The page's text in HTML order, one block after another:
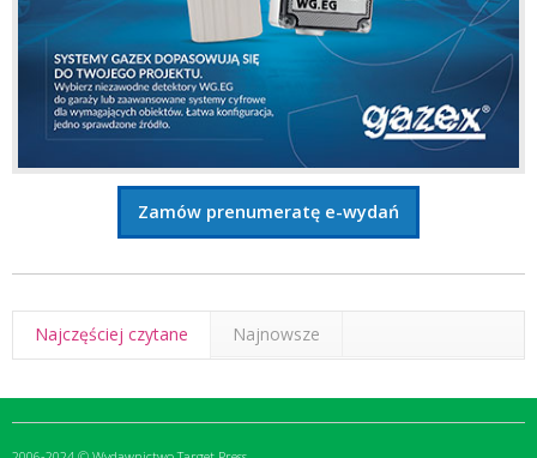
Zamów prenumeratę e-wydań
Najczęściej czytane Najnowsze